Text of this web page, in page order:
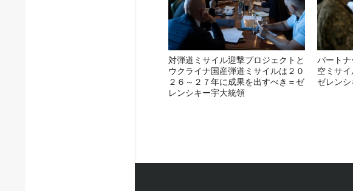
対弾道ミサイル迎撃プロジェクトと
ウクライナ国産弾道ミサイルは２０
２６～２７年に成果を出すべき＝ゼ
レンシキー宇大統領
パート
空ミサ
ゼレン